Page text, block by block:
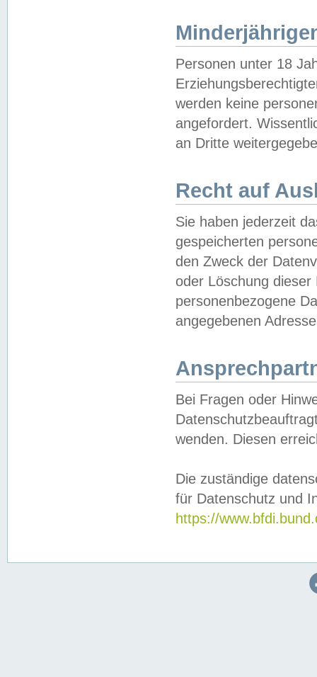
Personen unter 18
werden keine
angefordert.
an Dritte
Recht auf
Sie haben jederzeit
gespeicherten
den Zweck der
oder Löschung
personenbezogene
angegebenen
Bei Fragen oder
wenden. Diesen
Die zuständige
für Datenschutz und
https://